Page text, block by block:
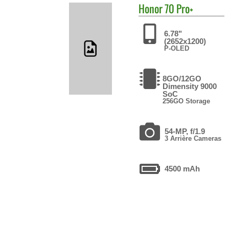
Honor70 Pro+
6.78"
(2652x1200)
P-OLED
8GO/12GO
Dimensity 9000
SoC
256GO Storage
54-MP, f/1.9
3 Arrière Cameras
4500 mAh